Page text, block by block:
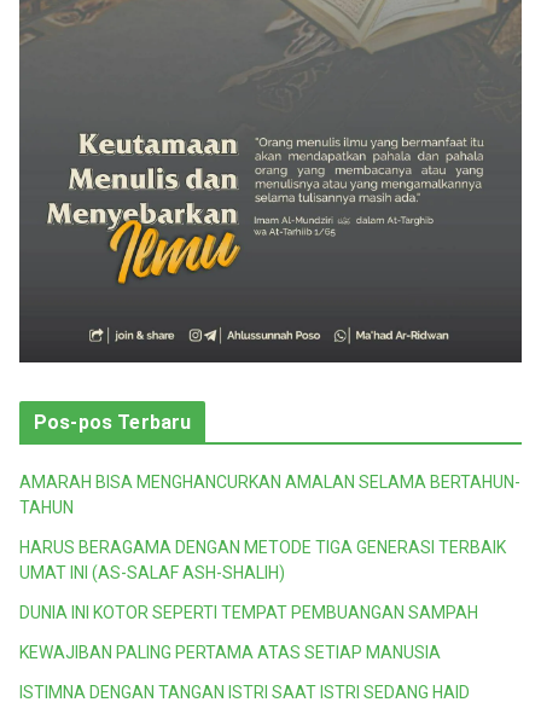
Pos-pos Terbaru
AMARAH BISA MENGHANCURKAN AMALAN SELAMA BERTAHUN-
TAHUN
HARUS BERAGAMA DENGAN METODE TIGA GENERASI TERBAIK
UMAT INI (AS-SALAF ASH-SHALIH)
DUNIA INI KOTOR SEPERTI TEMPAT PEMBUANGAN SAMPAH
KEWAJIBAN PALING PERTAMA ATAS SETIAP MANUSIA
ISTIMNA DENGAN TANGAN ISTRI SAAT ISTRI SEDANG HAID